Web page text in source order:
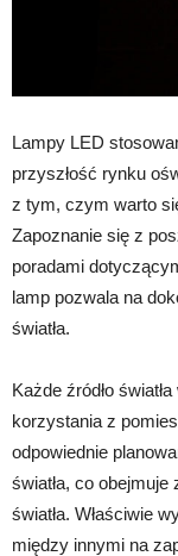
Lampy LED
przyszłość rynku
z tym, czym warto
Zapoznanie się z
poradami
lamp pozwala na
światła.
Każde źródło
korzystania z
odpowiednie
światła, co obejmuje
światła. Właściwie
między innymi na